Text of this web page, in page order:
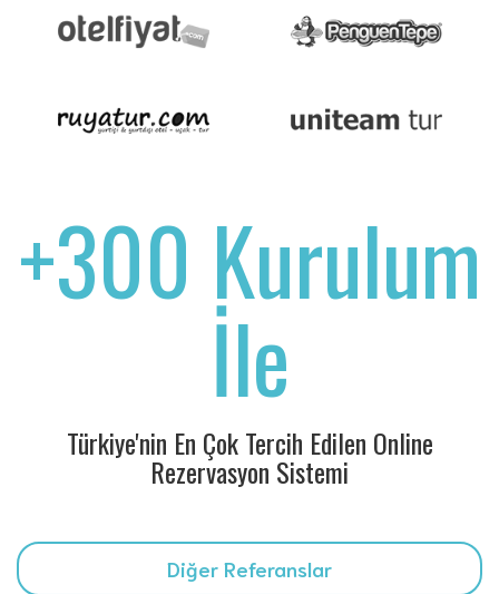
+300 Kurulum
İle
Türkiye'nin En Çok Tercih Edilen Online
Rezervasyon Sistemi
Diğer Referanslar